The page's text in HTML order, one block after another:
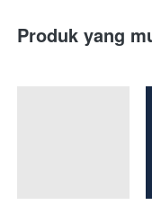
Produk yang